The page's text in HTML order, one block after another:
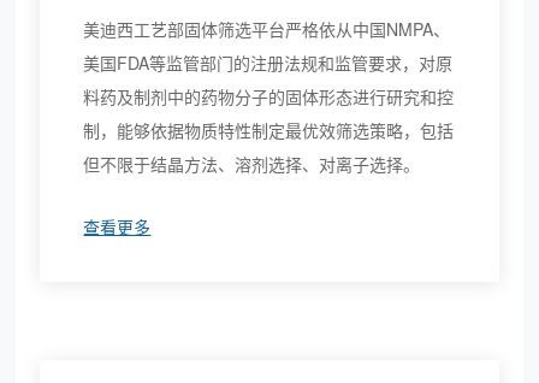
美迪西工艺部固体筛选平台严格依从中国NMPA、
美国FDA等监管部门的注册法规和监管要求，对原
料药及制剂中的药物分子的固体形态进行研究和控
制，能够依据物质特性制定最优效筛选策略，包括
但不限于结晶方法、溶剂选择、对离子选择。
查看更多